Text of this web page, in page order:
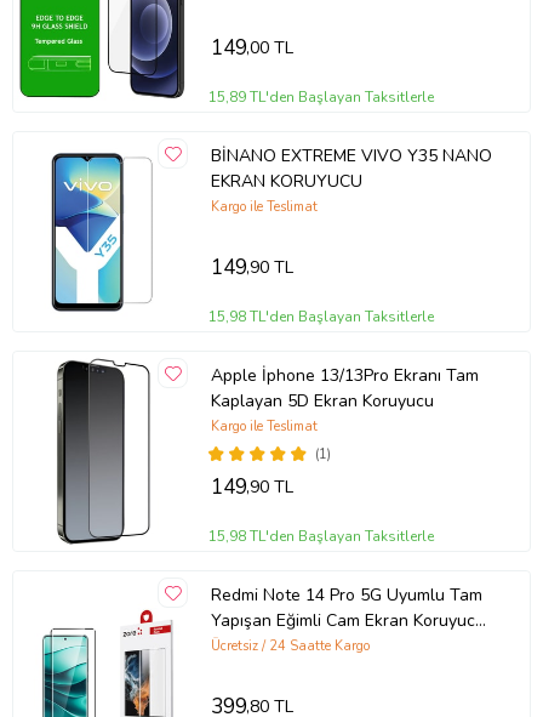
Telefonunuzun değerini korumak ve ekranını uzun ömürlü kılmak
için Tiknal Esnek Nano Kırılmaz Cam Ekran Koruyucu Filmyu bugün
satın alın!
Ürün Kodu:
149,00 TL
15,89 TL'den Başlayan Taksitlerle
BİNANO EXTREME VIVO Y35 NANO
EKRAN KORUYUCU
Kargo ile Teslimat
149,90 TL
15,98 TL'den Başlayan Taksitlerle
Apple İphone 13/13Pro Ekranı Tam
Kaplayan 5D Ekran Koruyucu
(1)
Kargo ile Teslimat
149,90 TL
15,98 TL'den Başlayan Taksitlerle
Redmi Note 14 Pro 5G Uyumlu Tam
Yapışan Eğimli Cam Ekran Koruyucu
(Siyah)
Ücretsiz / 24 Saatte Kargo
399,80 TL